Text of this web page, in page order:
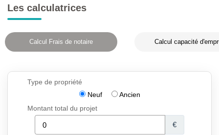
Les calculatrices
Calcul Frais de notaire Calcul capacité